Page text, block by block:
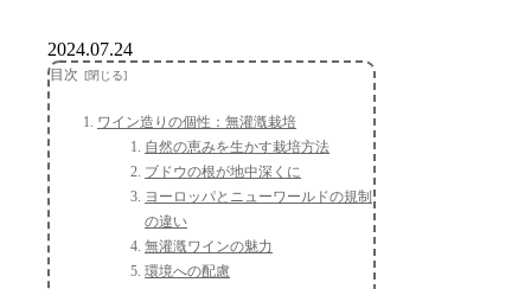
2024.07.24
目次
ワイン造りの個性：無灌漑栽培
自然の恵みを生かす栽培方法
ブドウの根が地中深くに
ヨーロッパとニューワールドの規制
の違い
無灌漑ワインの魅力
環境への配慮